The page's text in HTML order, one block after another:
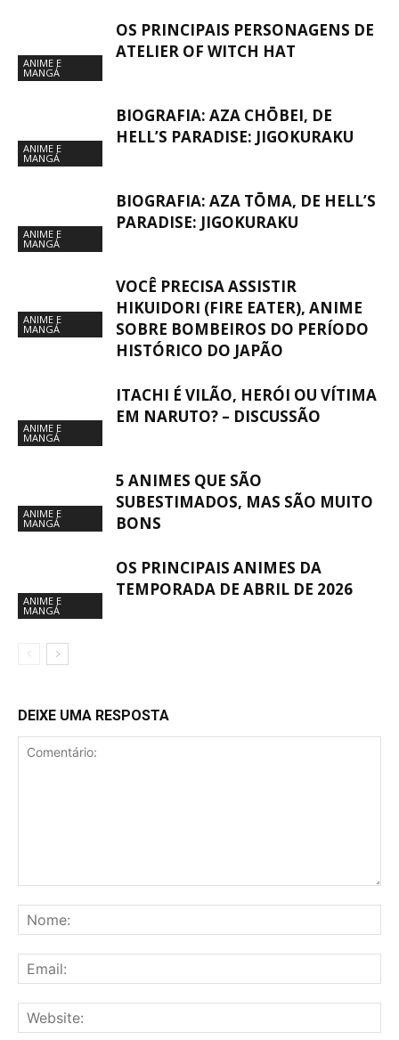
ANIME E
MANGÁ
OS PRINCIPAIS PERSONAGENS DE
ATELIER OF WITCH HAT
ANIME E
MANGÁ
BIOGRAFIA: AZA CHŌBEI, DE
HELL’S PARADISE: JIGOKURAKU
ANIME E
MANGÁ
BIOGRAFIA: AZA TŌMA, DE HELL’S
PARADISE: JIGOKURAKU
ANIME E
MANGÁ
VOCÊ PRECISA ASSISTIR
HIKUIDORI (FIRE EATER), ANIME
SOBRE BOMBEIROS DO PERÍODO
HISTÓRICO DO JAPÃO
ANIME E
MANGÁ
ITACHI É VILÃO, HERÓI OU VÍTIMA
EM NARUTO? – DISCUSSÃO
ANIME E
MANGÁ
5 ANIMES QUE SÃO
SUBESTIMADOS, MAS SÃO MUITO
BONS
ANIME E
MANGÁ
OS PRINCIPAIS ANIMES DA
TEMPORADA DE ABRIL DE 2026
DEIXE UMA RESPOSTA